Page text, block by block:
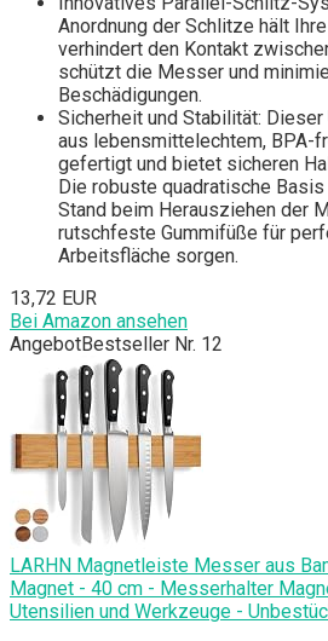
Anordnung der Schlitze hält
verhindert den Kontakt
schützt die Messer und
Beschädigungen.
Sicherheit und Stabilität:
aus lebensmittelechtem, BPA-
gefertigt und bietet sicheren
Die robuste quadratische
Stand beim Herausziehen der
rutschfeste Gummifüße für
Arbeitsfläche sorgen.
13,72 EUR
Bei Amazon ansehen
AngebotBestseller Nr. 12
LARHN Magnetleiste Messer aus
Magnet - 40 cm - Messerhalter
Utensilien und Werkzeuge -